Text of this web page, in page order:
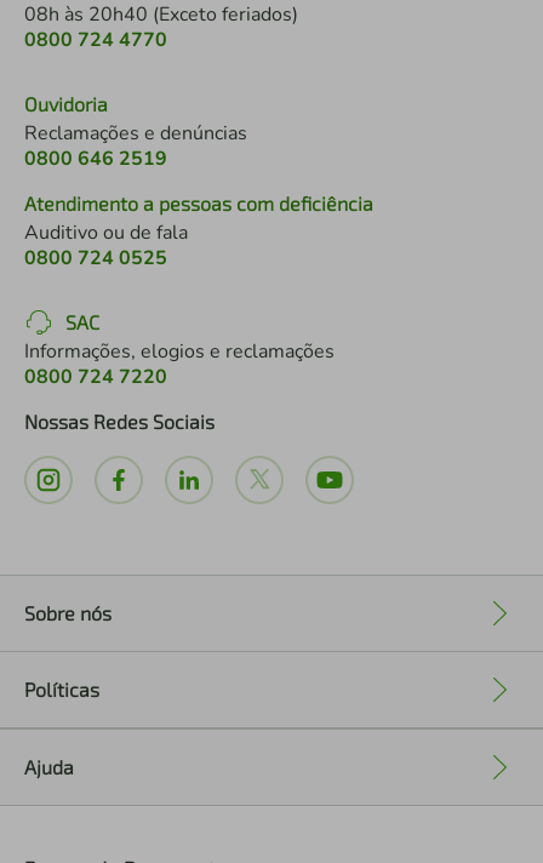
08h às 20h40 (Exceto feriados)
0800 724 4770
Ouvidoria
Reclamações e denúncias
0800 646 2519
Atendimento a pessoas com deficiência
Auditivo ou de fala
0800 724 0525
SAC
Informações, elogios e reclamações
0800 724 7220
Nossas Redes Sociais
Sobre nós
Políticas
Ajuda